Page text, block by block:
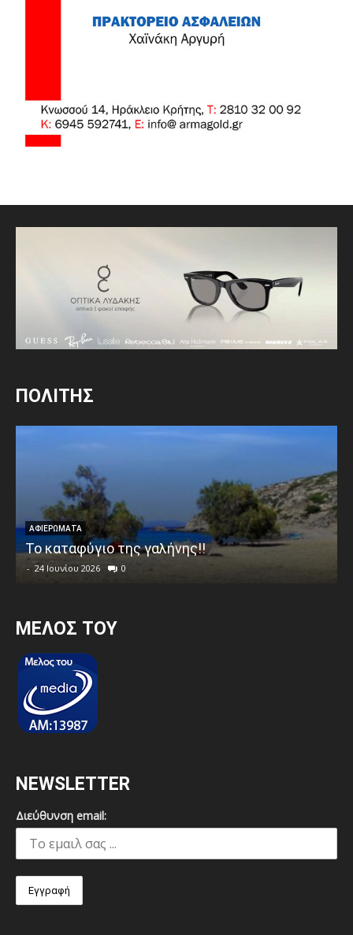
ΠΟΛΙΤΗΣ
ΑΦΙΕΡΩΜΑΤΑ
Το καταφύγιο της γαλήνης!!
- 24 Ιουνίου 2026 0
MEΛΟΣ ΤΟΥ
NEWSLETTER
Διεύθυνση email: